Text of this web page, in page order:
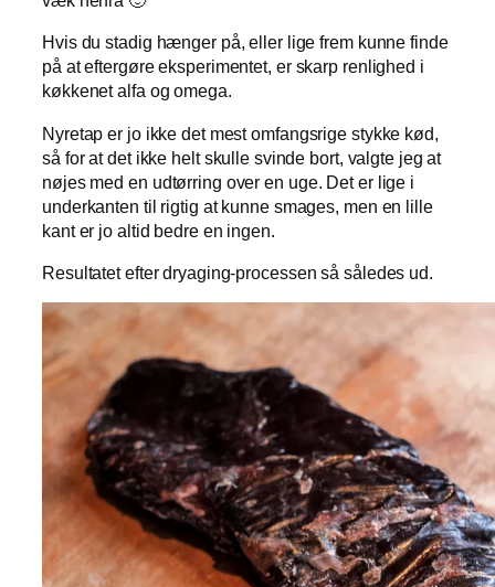
Hvis du stadig hænger på, eller lige frem kunne finde
på at eftergøre eksperimentet, er skarp renlighed i
køkkenet alfa og omega.
Nyretap er jo ikke det mest omfangsrige stykke kød,
så for at det ikke helt skulle svinde bort, valgte jeg at
nøjes med en udtørring over en uge. Det er lige i
underkanten til rigtig at kunne smages, men en lille
kant er jo altid bedre en ingen.
Resultatet efter dryaging-processen så således ud.